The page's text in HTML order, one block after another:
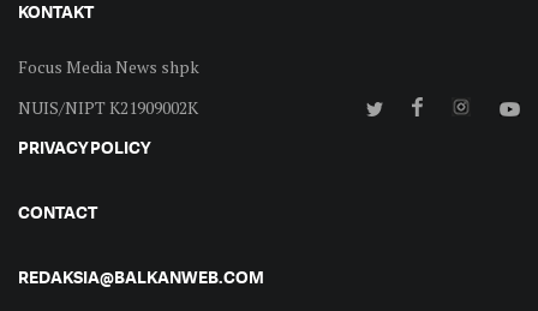
KONTAKT
Focus Media News shpk
NUIS/NIPT K21909002K
PRIVACY POLICY
CONTACT
REDAKSIA@BALKANWEB.COM